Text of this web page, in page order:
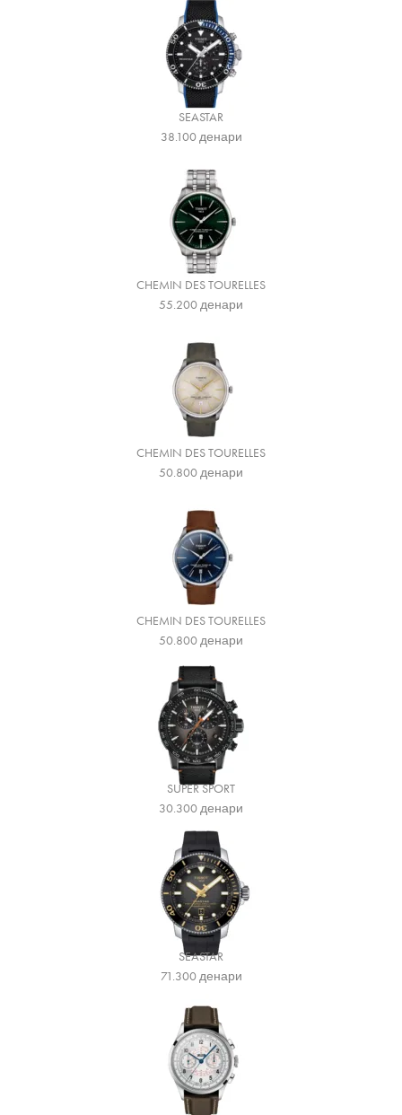
SEASTAR
38.100денари
CHEMIN DES TOURELLES
55.200денари
CHEMIN DES TOURELLES
50.800денари
CHEMIN DES TOURELLES
50.800денари
SUPER SPORT
30.300денари
SEASTAR
71.300денари